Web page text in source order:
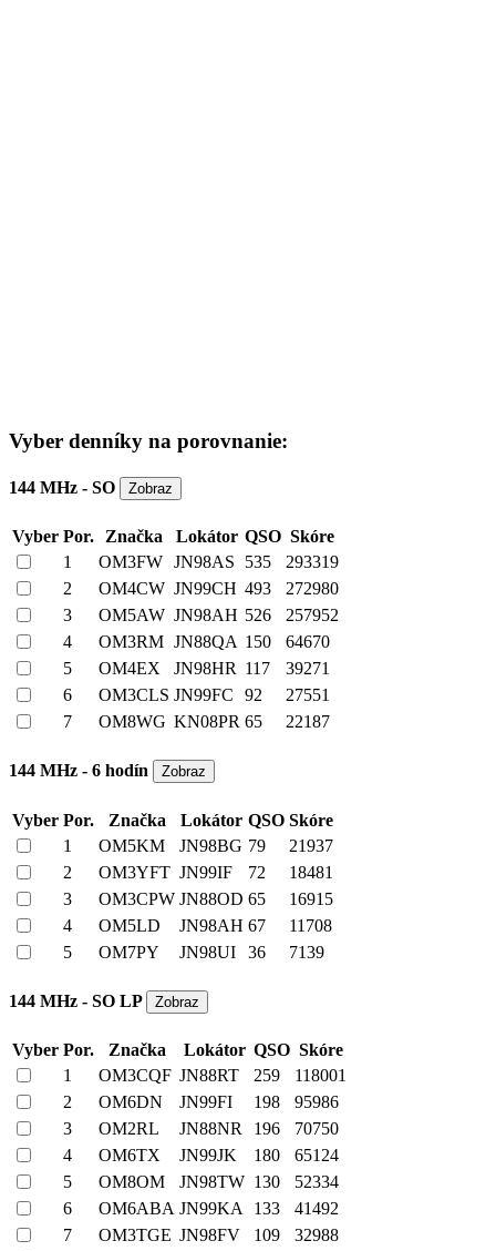
Vyber denníky na porovnanie:
144 MHz - SO
Vyber Por. Značka Lokátor QSO Skóre
1
OM3FW JN98AS 535
293319
2
OM4CW JN99CH 493
272980
3
OM5AW JN98AH 526
257952
4
OM3RM JN88QA 150
64670
5
OM4EX JN98HR 117
39271
6
OM3CLS JN99FC 92
27551
7
OM8WG KN08PR 65 22187
144 MHz - 6 hodín
Vyber Por. Značka Lokátor QSO Skóre
1
OM5KM JN98BG 79
21937
2
OM3YFT JN99IF 72
18481
3
OM3CPW JN88OD 65
16915
4
OM5LD JN98AH 67
11708
5
OM7PY JN98UI 36 7139
144 MHz - SO LP
Vyber Por. Značka Lokátor QSO Skóre
1
OM3CQF JN88RT 259
118001
2
OM6DN JN99FI 198
95986
3
OM2RL JN88NR 196
70750
4
OM6TX JN99JK 180
65124
5
OM8OM JN98TW 130
52334
6
OM6ABA JN99KA 133
41492
7
OM3TGE JN98FV 109
32988